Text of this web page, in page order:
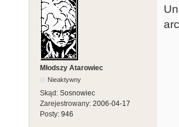
Młodszy Atarowiec
Nieaktywny
Skąd: Sosnowiec
Zarejestrowany: 2006-04-17
Posty: 946